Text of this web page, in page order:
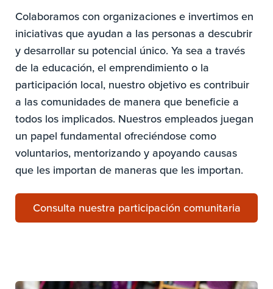
Colaboramos con organizaciones e invertimos en
iniciativas que ayudan a las personas a descubrir
y desarrollar su potencial único. Ya sea a través
de la educación, el emprendimiento o la
participación local, nuestro objetivo es contribuir
a las comunidades de manera que beneficie a
todos los implicados. Nuestros empleados juegan
un papel fundamental ofreciéndose como
voluntarios, mentorizando y apoyando causas
que les importan de maneras que les importan.
Consulta nuestra participación comunitaria